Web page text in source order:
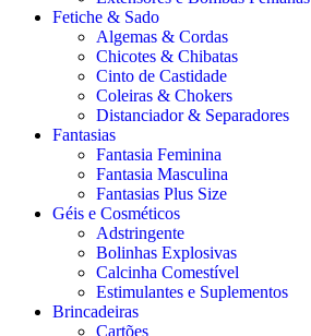
Fetiche & Sado
Algemas & Cordas
Chicotes & Chibatas
Cinto de Castidade
Coleiras & Chokers
Distanciador & Separadores
Fantasias
Fantasia Feminina
Fantasia Masculina
Fantasias Plus Size
Géis e Cosméticos
Adstringente
Bolinhas Explosivas
Calcinha Comestível
Estimulantes e Suplementos
Brincadeiras
Cartões